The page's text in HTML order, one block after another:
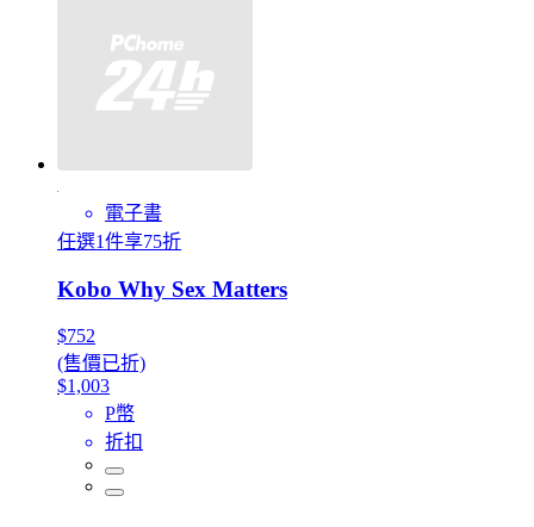
電子書
任選1件享75折
Kobo Why Sex Matters
$752
(售價已折)
$1,003
P幣
折扣